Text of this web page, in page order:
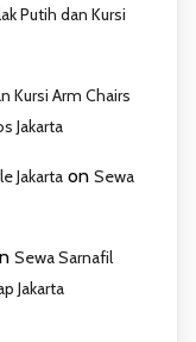
Putih dan Kursi
Kursi Arm Chairs
Jakarta
Jakarta on Sewa
Sewa Sarnafil
Jakarta